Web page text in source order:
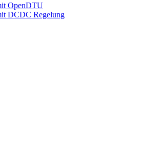
OpenDTU
DCDC Regelung